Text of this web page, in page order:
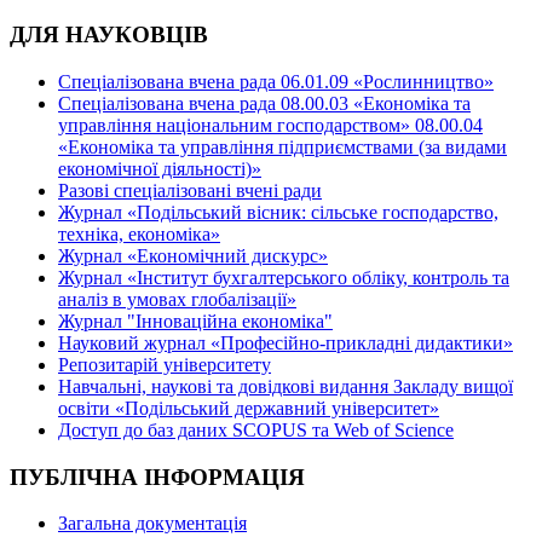
ДЛЯ НАУКОВЦІВ
Спеціалізована вчена рада 06.01.09 «Рослинництво»
Спеціалізована вчена рада 08.00.03 «Економіка та
управління національним господарством» 08.00.04
«Економіка та управління підприємствами (за видами
економічної діяльності)»
Разові спеціалізовані вчені ради
Журнал «Подільський вісник: сільське господарство,
техніка, економіка»
Журнал «Економічний дискурс»
Журнал «Інститут бухгалтерського обліку, контроль та
аналіз в умовах глобалізації»
Журнал "Інноваційна економіка"
Науковий журнал «Професійно-прикладні дидактики»
Репозитарій університету
Навчальні, наукові та довідкові видання Закладу вищої
освіти «Подільський державний університет»
Доступ до баз даних SCOPUS та Web of Science
ПУБЛІЧНА ІНФОРМАЦІЯ
Загальна документація